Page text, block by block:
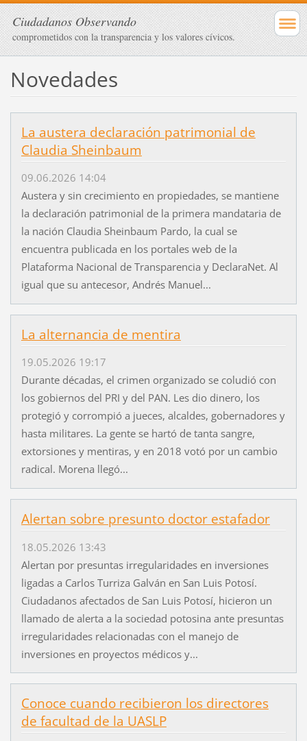
Ciudadanos Observando
comprometidos con la transparencia y los valores cívicos.
Novedades
La austera declaración patrimonial de
Claudia Sheinbaum
09.06.2026 14:04
Austera y sin crecimiento en propiedades, se mantiene
la declaración patrimonial de la primera mandataria de
la nación Claudia Sheinbaum Pardo, la cual se
encuentra publicada en los portales web de la
Plataforma Nacional de Transparencia y DeclaraNet. Al
igual que su antecesor, Andrés Manuel...
La alternancia de mentira
19.05.2026 19:17
Durante décadas, el crimen organizado se coludió con
los gobiernos del PRI y del PAN. Les dio dinero, los
protegió y corrompió a jueces, alcaldes, gobernadores y
hasta militares. La gente se hartó de tanta sangre,
extorsiones y mentiras, y en 2018 votó por un cambio
radical. Morena llegó...
Alertan sobre presunto doctor estafador
18.05.2026 13:43
Alertan por presuntas irregularidades en inversiones
ligadas a Carlos Turriza Galván en San Luis Potosí.
Ciudadanos afectados de San Luis Potosí, hicieron un
llamado de alerta a la sociedad potosina ante presuntas
irregularidades relacionadas con el manejo de
inversiones en proyectos médicos y...
Conoce cuando recibieron los directores
de facultad de la UASLP